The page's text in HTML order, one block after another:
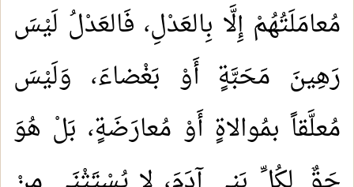
مُعامَلَتُهُمْ إِلَّا بِالعَدْلِ، فَالعَدْلُ لَيْسَ
رَهِينَ مَحَبَّةٍ أَوْ بَغْضاءَ، وَلَيْسَ
مُعلَّقاً بمُوالاةٍ أَوْ مُعارَضَةٍ، بَلْ هُوَ